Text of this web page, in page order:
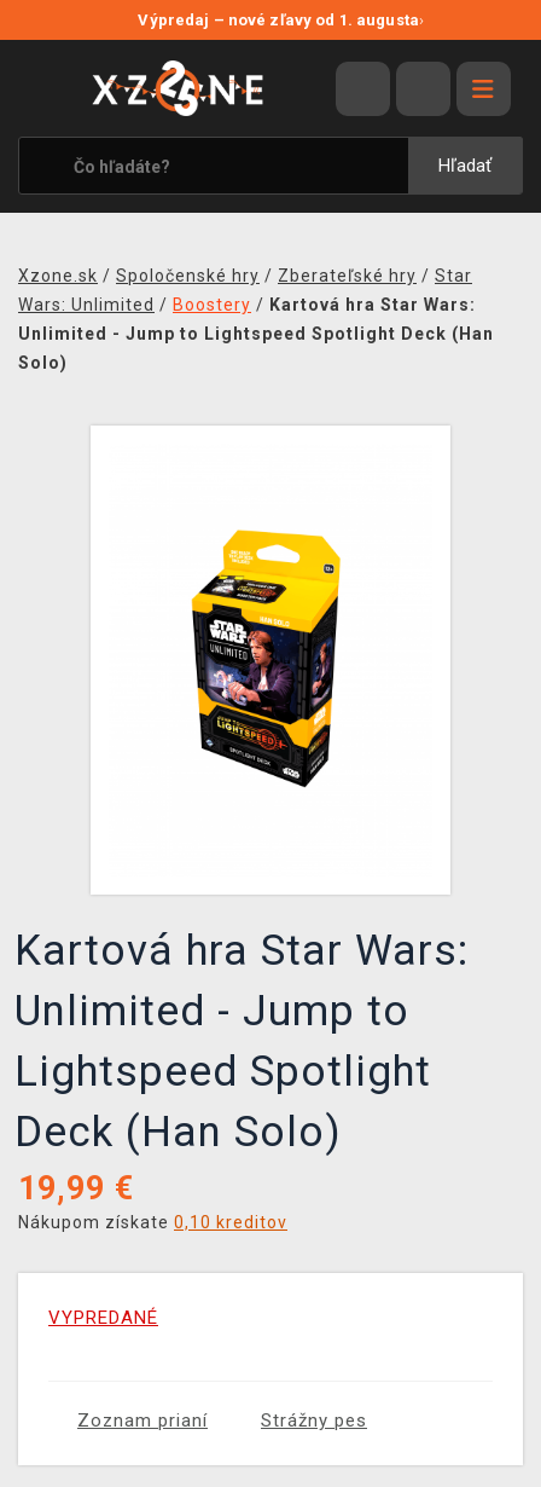
Výpredaj – nové zľavy od 1. augusta›
Hľadať
VÝPREDAJ
VIDEOHRY
XZONE ORIGINALS
TEMATIKY
MERCHANDISE
SPOLOČENSKÉ HRY
Xzone.sk / Spoločenské hry / Zberateľské hry / Star
Wars: Unlimited / Boostery / Kartová hra Star Wars:
Unlimited - Jump to Lightspeed Spotlight Deck (Han
Solo)
Kartová hra Star Wars:
Unlimited - Jump to
Lightspeed Spotlight
Deck (Han Solo)
19,99 €
Nákupom získate 0,10 kreditov
VYPREDANÉ
Zoznam prianí Strážny pes